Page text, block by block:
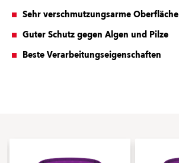
Sehr verschmutzungsarme Oberfläche
Guter Schutz gegen Algen und Pilze
Beste Verarbeitungseigenschaften